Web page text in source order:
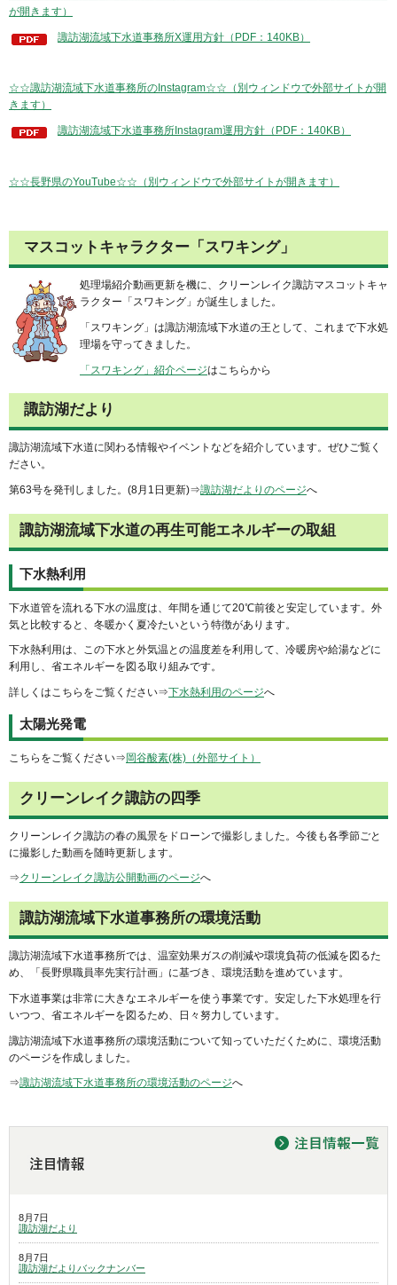
が開きます）
諏訪湖流域下水道事務所X運用方針（PDF：140KB）
☆☆諏訪湖流域下水道事務所のInstagram☆☆（別ウィンドウで外部サイトが開
きます）
諏訪湖流域下水道事務所Instagram運用方針（PDF：140KB）
☆☆長野県のYouTube☆☆（別ウィンドウで外部サイトが開きます）
マスコットキャラクター「スワキング」
処理場紹介動画更新を機に、クリーンレイク諏訪マスコットキャ
ラクター「スワキング」が誕生しました。
「スワキング」は諏訪湖流域下水道の王として、これまで下水処
理場を守ってきました。
「スワキング」紹介ページはこちらから
諏訪湖だより
諏訪湖流域下水道に関わる情報やイベントなどを紹介しています。ぜひご覧く
ださい。
第63号を発刊しました。(8月1日更新)⇒諏訪湖だよりのページへ
諏訪湖流域下水道の再生可能エネルギーの取組
下水熱利用
下水道管を流れる下水の温度は、年間を通じて20℃前後と安定しています。外
気と比較すると、冬暖かく夏冷たいという特徴があります。
下水熱利用は、この下水と外気温との温度差を利用して、冷暖房や給湯などに
利用し、省エネルギーを図る取り組みです。
詳しくはこちらをご覧ください⇒下水熱利用のページへ
太陽光発電
こちらをご覧ください⇒ 岡谷酸素(株)（外部サイト）
クリーンレイク諏訪の四季
クリーンレイク諏訪の春の風景をドローンで撮影しました。今後も各季節ごと
に撮影した動画を随時更新します。
⇒クリーンレイク諏訪公開動画のページへ
諏訪湖流域下水道事務所の環境活動
諏訪湖流域下水道事務所では、温室効果ガスの削減や環境負荷の低減を図るた
め、「長野県職員率先実行計画」に基づき、環境活動を進めています。
下水道事業は非常に大きなエネルギーを使う事業です。安定した下水処理を行
いつつ、省エネルギーを図るため、日々努力しています。
諏訪湖流域下水道事務所の環境活動について知っていただくために、環境活動
のページを作成しました。
⇒諏訪湖流域下水道事務所の環境活動のページへ
8月7日
諏訪湖だより
8月7日
諏訪湖だよりバックナンバー